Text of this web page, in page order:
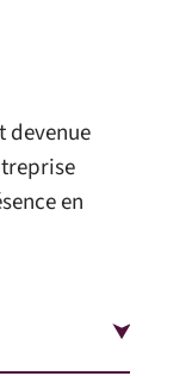
devenue
en